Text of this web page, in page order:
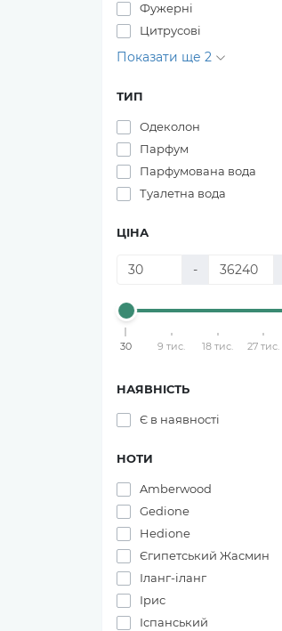
Фужерні
Цитрусові
Показати ще 2
ТИП
Одеколон
Парфум
Парфумована вода
Туалетна вода
ЦІНА
-
30 9 тис. 18 тис. 27 тис.
НАЯВНІСТЬ
Є в наявності
НОТИ
Amberwood
Gedionе
Hedione
Єгипетський Жасмин
Іланг-іланг
Ірис
Іспанський